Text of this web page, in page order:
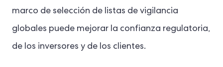
marco de selección de listas de vigilancia
globales puede mejorar la confianza regulatoria,
de los inversores y de los clientes.